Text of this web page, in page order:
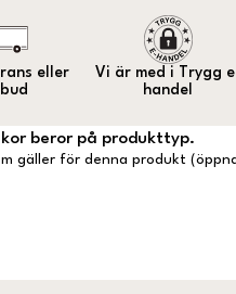
eller
Vi är med i Trygg
handel
beror på produkttyp.
gäller för denna produkt